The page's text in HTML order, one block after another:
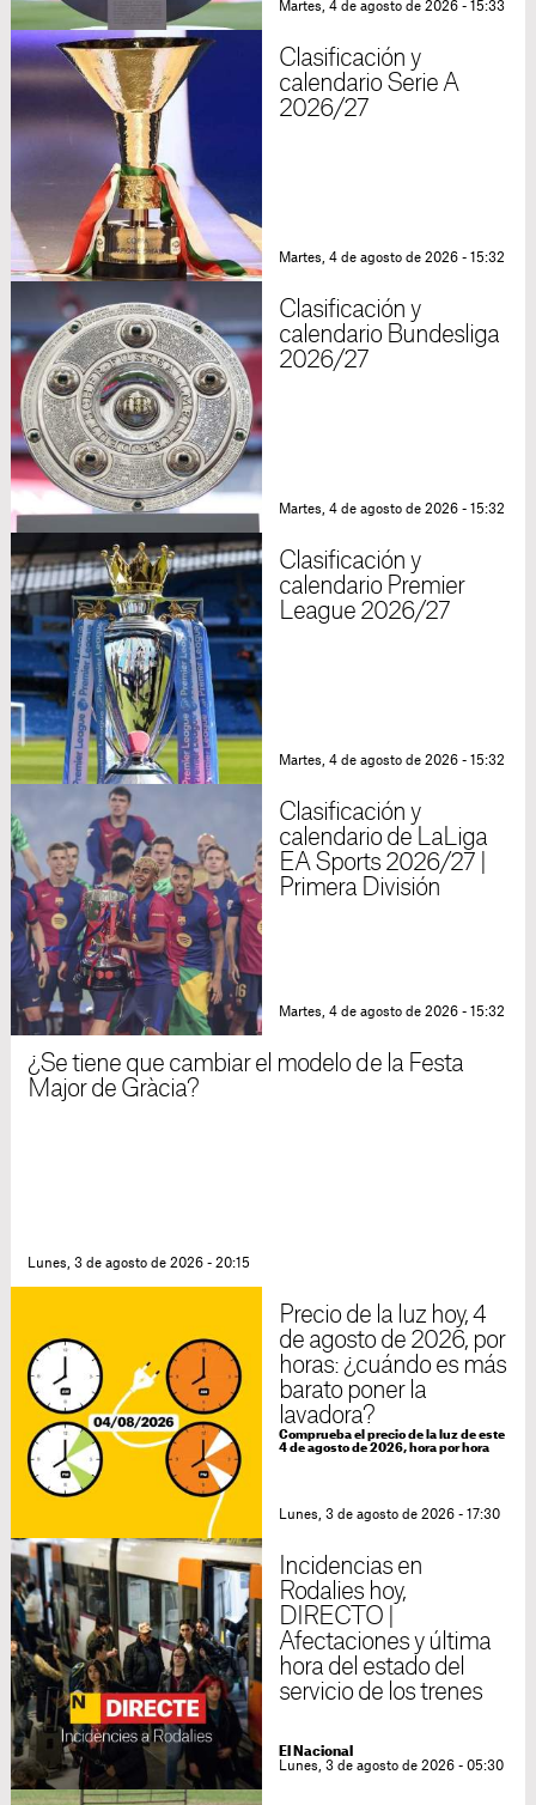
Martes, 4 de agosto de 2026 - 15:33
Clasificación y
calendario Serie A
2026/27
Martes, 4 de agosto de 2026 - 15:32
Clasificación y
calendario Bundesliga
2026/27
Martes, 4 de agosto de 2026 - 15:32
Clasificación y
calendario Premier
League 2026/27
Martes, 4 de agosto de 2026 - 15:32
Clasificación y
calendario de LaLiga
EA Sports 2026/27 |
Primera División
Martes, 4 de agosto de 2026 - 15:32
¿Se tiene que cambiar el modelo de la Festa
Major de Gràcia?
Lunes, 3 de agosto de 2026 - 20:15
Precio de la luz hoy, 4
de agosto de 2026, por
horas: ¿cuándo es más
barato poner la
lavadora?
Comprueba el precio de la luz de este
4 de agosto de 2026, hora por hora
Lunes, 3 de agosto de 2026 - 17:30
Incidencias en
Rodalies hoy,
DIRECTO |
Afectaciones y última
hora del estado del
servicio de los trenes
El Nacional
Lunes, 3 de agosto de 2026 - 05:30